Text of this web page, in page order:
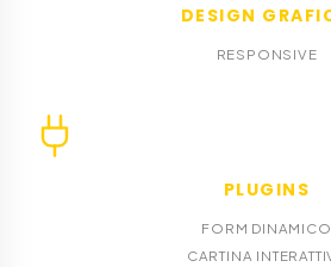
DESIGN
RESPONSIVE
PLUGINS
FORM DINAMICO
CARTINA